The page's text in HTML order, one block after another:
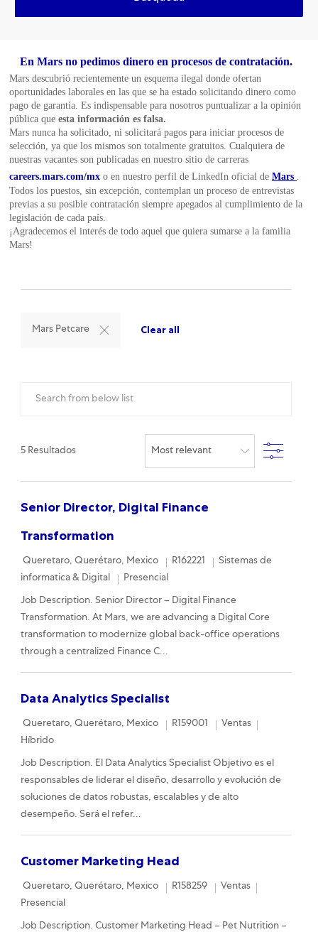
En Mars no pedimos dinero en procesos de contratación.
Mars descubrió recientemente un esquema ilegal donde ofertan
oportunidades laborales en las que se ha estado solicitando dinero como
pago de garantía. Es indispensable para nosotros puntualizar a la opinión
pública que esta información es falsa.
Mars nunca ha solicitado, ni solicitará pagos para iniciar procesos de
selección, ya que los mismos son totalmente gratuitos. Cualquiera de
nuestras vacantes son publicadas en nuestro sitio de carreras
careers.mars.com/mx o en nuestro perfil de LinkedIn oficial de Mars
Todos los puestos, sin excepción, contemplan un proceso de entrevistas
previas a su posible contratación siempre apegados al cumplimiento de la
legislación de cada país.
¡Agradecemos el interés de todo aquel que quiera sumarse a la familia
Mars!
Mars Petcare Clear all
5 Resultados Filter
Senior Director, Digital Finance
Transformation
Location
Queretaro, Querétaro, Mexico Required Id
R162221 Category
Sistemas de
informatica & Digital
Remote
Presencial
Job Description. Senior Director – Digital Finance
Transformation. At Mars, we are advancing a Digital Core
transformation to modernize global back-office operations
through a centralized Finance C...
Data Analytics Specialist
Location
Queretaro, Querétaro, Mexico Required Id
R159001 Category
Ventas
Híbrido
Job Description. El Data Analytics Specialist Objetivo es el
responsables de liderar el diseño, desarrollo y evolución de
soluciones de datos robustas, escalables y de alto
desempeño. Será el refer...
Customer Marketing Head
Location
Queretaro, Querétaro, Mexico Required Id
R158259 Category
Ventas
Presencial
Job Description. Customer Marketing Head – Pet Nutrition –